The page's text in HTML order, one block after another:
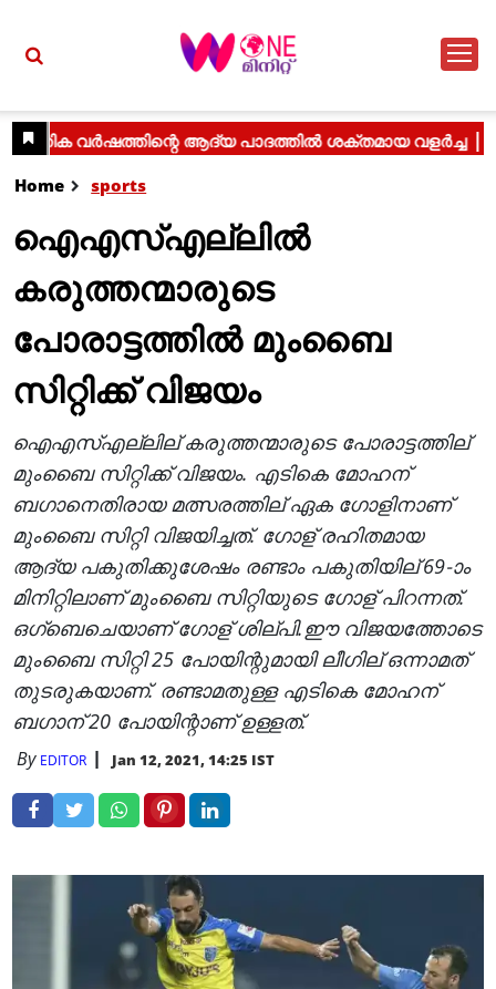
Home sports
ഐഎസ്‌എല്ലില്‍
കരുത്തന്മാരുടെ
പോരാട്ടത്തില്‍ മുംബൈ
സിറ്റിക്ക് വിജയം
ഐഎസ്എല്ലില് കരുത്തന്മാരുടെ പോരാട്ടത്തില്
മുംബൈ സിറ്റിക്ക് വിജയം. എടികെ മോഹന്
ബഗാനെതിരായ മത്സരത്തില് ഏക ഗോളിനാണ്
മുംബൈ സിറ്റി വിജയിച്ചത്. ഗോള് രഹിതമായ
ആദ്യ പകുതിക്കുശേഷം രണ്ടാം പകുതിയില് 69-ാം
മിനിറ്റിലാണ് മുംബൈ സിറ്റിയുടെ ഗോള് പിറന്നത്.
ഒഗ്ബെചെയാണ് ഗോള് ശില്പി.ഈ വിജയത്തോടെ
മുംബൈ സിറ്റി 25 പോയിന്റുമായി ലീഗില് ഒന്നാമത്
തുടരുകയാണ്. രണ്ടാമതുള്ള എടികെ മോഹന്
ബഗാന് 20 പോയിന്റാണ് ഉള്ളത്.
By EDITOR Jan 12, 2021, 14:25 IST